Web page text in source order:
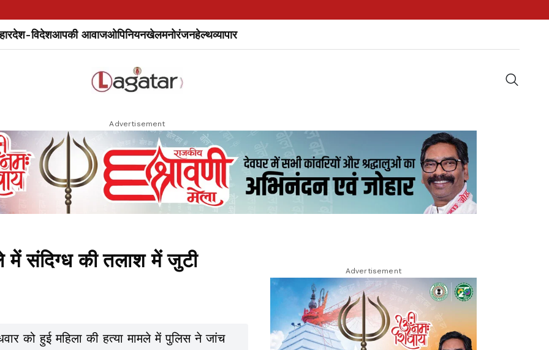
देश-विदेशआपकी आवाजओपिनियनखेलमनोरंजनहेल्थव्यापार
Advertisement
में संदिग्ध की तलाश में जुटी
को हुई महिला की हत्या मामले में पुलिस ने जांच
Advertisement